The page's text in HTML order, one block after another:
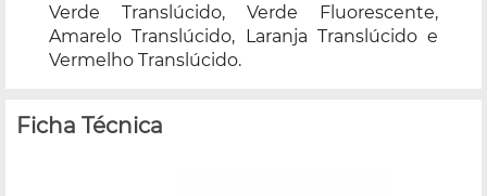
Verde Translúcido, Verde Fluorescente,
Amarelo Translúcido, Laranja Translúcido e
Vermelho Translúcido.
Ficha Técnica